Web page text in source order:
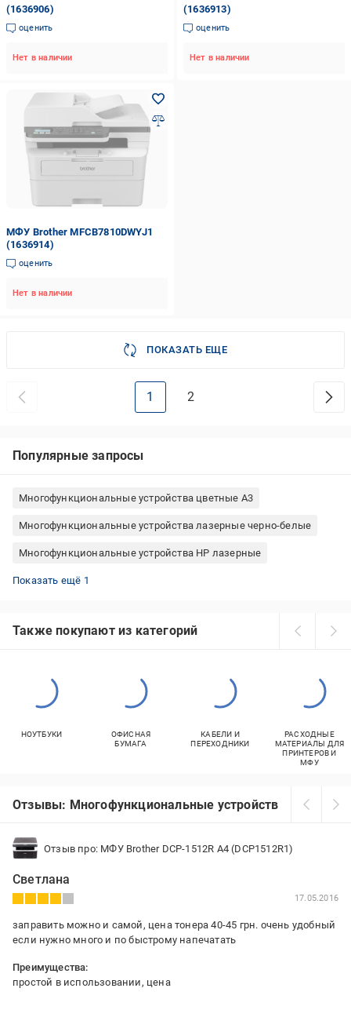
(1636906)
оценить
Нет в наличии
(1636913)
оценить
Нет в наличии
МФУ Brother MFCB7810DWYJ1
(1636914)
оценить
Нет в наличии
ПОКАЗАТЬ ЕЩЕ
1 2
Популярные запросы
Многофункциональные устройства цветные А3
Многофункциональные устройства лазерные черно-белые
Многофункциональные устройства HP лазерные
Многофункциональные устройства Canon лазерные
Показать ещё 1
Также покупают из категорий
НОУТБУКИ
ОФИСНАЯ
БУМАГА
КАБЕЛИ И
ПЕРЕХОДНИКИ
РАСХОДНЫЕ
МАТЕРИАЛЫ ДЛЯ
ПРИНТЕРОВ И
МФУ
Отзывы: Многофункциональные устройства Brother
Отзыв про: МФУ Brother DCP-1512R А4 (DCP1512R1)
Светлана
17.05.2016
заправить можно и самой, цена тонера 40-45 грн. очень удобный
если нужно много и по быстрому напечатать
Преимущества:
простой в использовании, цена